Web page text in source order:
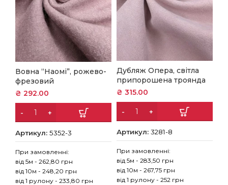
Вовна “Наомі”, рожево-
фрезовий
₴ 292.00
Артикул:5352-3
При замовленні:
від 5м - 262,80 грн
від 10м - 248,20 грн
від 1 рулону - 233,80 грн
Дубляж Опера, світла
припорошена троянда
₴ 315.00
Артикул: 3281-8
При замовленні:
від 5м - 283,50 грн
від 10м - 267,75 грн
від 1 рулону - 252 грн